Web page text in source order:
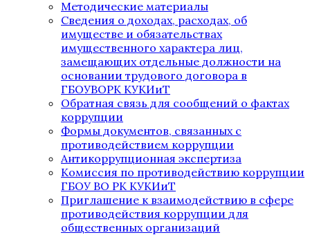
Методические материалы
Сведения о доходах, расходах, об
имуществе и обязательствах
имущественного характера лиц,
замещающих отдельные должности на
основании трудового договора в
ГБОУВОРК КУКИиТ
Обратная связь для сообщений о фактах
коррупции
Формы документов, связанных с
противодействием коррупции
Антикоррупционная экспертиза
Комиссия по противодействию коррупции
ГБОУ ВО РК КУКИиТ
Приглашение к взаимодействию в сфере
противодействия коррупции для
общественных организаций